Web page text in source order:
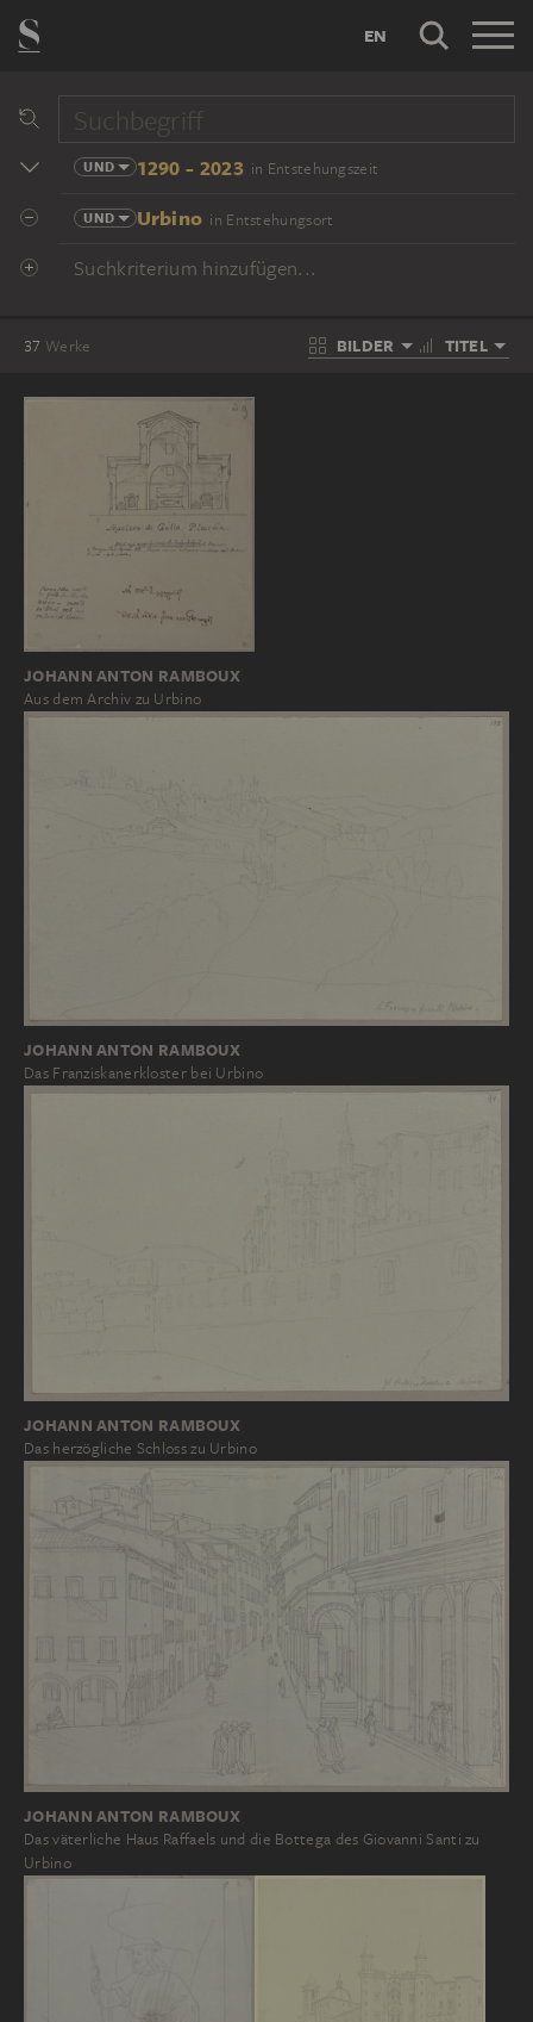
EN
UND 1290 - 2023 in Entstehungszeit
UND Urbino in Entstehungsort
Suchkriterium hinzufügen...
37 Werke BILDER TITEL
JOHANN ANTON RAMBOUX
Aus dem Archiv zu Urbino
JOHANN ANTON RAMBOUX
Das Franziskanerkloster bei Urbino
JOHANN ANTON RAMBOUX
Das herzögliche Schloss zu Urbino
JOHANN ANTON RAMBOUX
Das väterliche Haus Raffaels und die Bottega des Giovanni Santi zu
Urbino